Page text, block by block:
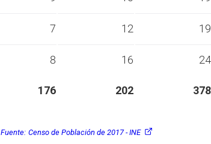
7 12 19
8 16 24
176 202 378
Fuente: Censo de Población de 2017 - INE